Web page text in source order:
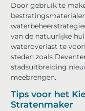
Door gebruik te
van de natuurlijke
wateroverlast te
steden zoals
stadsuitbreiding
meebrengen.
Tips voor het
Stratenmaker